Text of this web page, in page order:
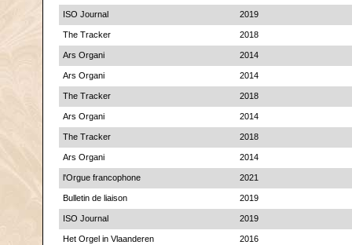
ISO Journal 2019
The Tracker 2018
Ars Organi 2014
Ars Organi 2014
The Tracker 2018
Ars Organi 2014
The Tracker 2018
Ars Organi 2014
l'Orgue francophone 2021
Bulletin de liaison 2019
ISO Journal 2019
Het Orgel in Vlaanderen 2016